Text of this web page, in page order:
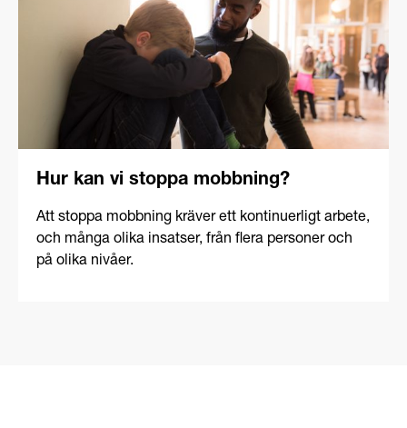
Hur kan vi stoppa mobbning?
Att stoppa mobbning kräver ett kontinuerligt arbete,
och många olika insatser, från flera personer och
på olika nivåer.